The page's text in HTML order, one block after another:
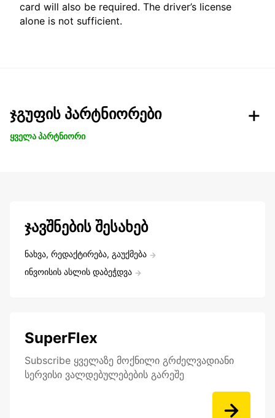
card will also be required. The driver’s license
alone is not sufficient.
ჯგუფის პარტნიორები
ყველა პარტნიორი
ჯავშნების შესახებ
ნახვა, რედაქტირება, გაუქმება
ინვოისის ასლის დაბეჭდვა
SuperFlex
Subscribe ყველაზე მოქნილი გრძელვადიანი
სერვისი ვალდებულებების გარეშე